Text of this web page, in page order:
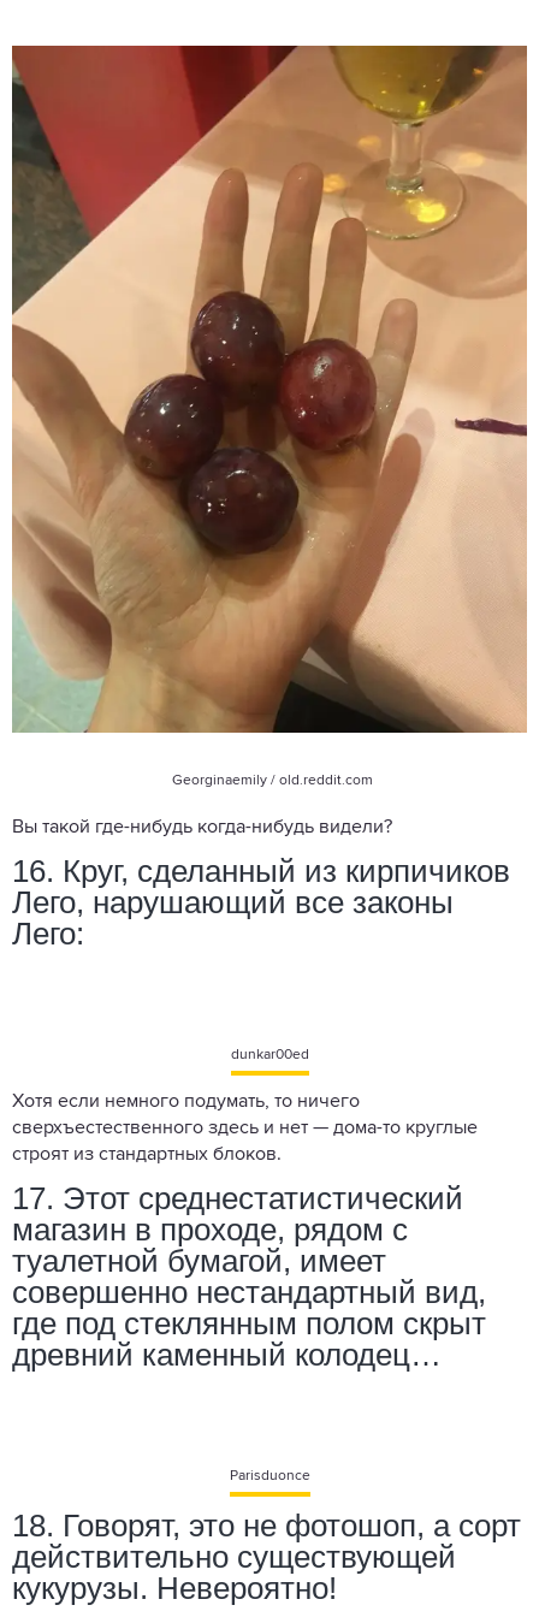
Georginaemily / old.reddit.com
Вы такой где-нибудь когда-нибудь видели?
16. Круг, сделанный из кирпичиков
Лего, нарушающий все законы
Лего:
dunkar00ed
Хотя если немного подумать, то ничего
сверхъестественного здесь и нет — дома-то круглые
строят из стандартных блоков.
17. Этот среднестатистический
магазин в проходе, рядом с
туалетной бумагой, имеет
совершенно нестандартный вид,
где под стеклянным полом скрыт
древний каменный колодец…
Parisduonce
18. Говорят, это не фотошоп, а сорт
действительно существующей
кукурузы. Невероятно!